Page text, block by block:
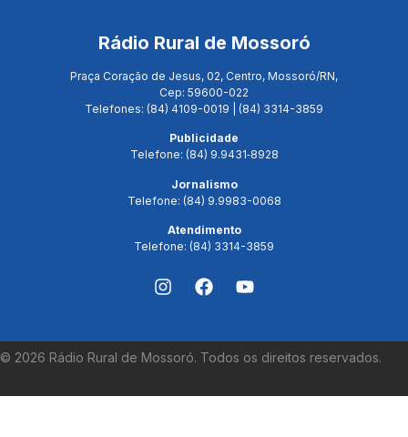
Rádio Rural de Mossoró
Praça Coração de Jesus, 02, Centro, Mossoró/RN,
Cep: 59600-022
Telefones: (84) 4109-0019 | (84) 3314-3859
Publicidade
Telefone: (84) 9.9431‑8928
Jornalismo
Telefone: (84) 9.9983-0068
Atendimento
Telefone: (84) 3314-3859
© 2026 Rádio Rural de Mossoró. Todos os direitos reservados.